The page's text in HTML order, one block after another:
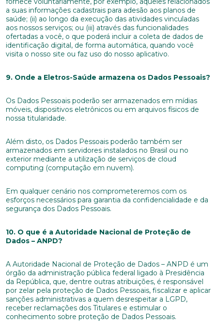
a suas informações cadastrais para adesão aos planos de
saúde; (ii) ao longo da execução das atividades vinculadas
aos nossos serviços; ou (iii) através das funcionalidades
ofertadas a você, o que poderá incluir a coleta de dados de
identificação digital, de forma automática, quando você
visita o nosso site ou faz uso do nosso aplicativo.
9. Onde a Eletros-Saúde armazena os Dados Pessoais?
Os Dados Pessoais poderão ser armazenados em mídias
móveis, dispositivos eletrônicos ou em arquivos físicos de
nossa titularidade.
Além disto, os Dados Pessoais poderão também ser
armazenados em servidores instalados no Brasil ou no
exterior mediante a utilização de serviços de cloud
computing (computação em nuvem).
Em qualquer cenário nos comprometeremos com os
esforços necessários para garantia da confidencialidade e da
segurança dos Dados Pessoais.
10. O que é a Autoridade Nacional de Proteção de
Dados – ANPD?
A Autoridade Nacional de Proteção de Dados – ANPD é um
órgão da administração pública federal ligado à Presidência
da República, que, dentre outras atribuições, é responsável
por zelar pela proteção de Dados Pessoais, fiscalizar e aplicar
sanções administrativas a quem desrespeitar a LGPD,
receber reclamações dos Titulares e estimular o
conhecimento sobre proteção de Dados Pessoais.